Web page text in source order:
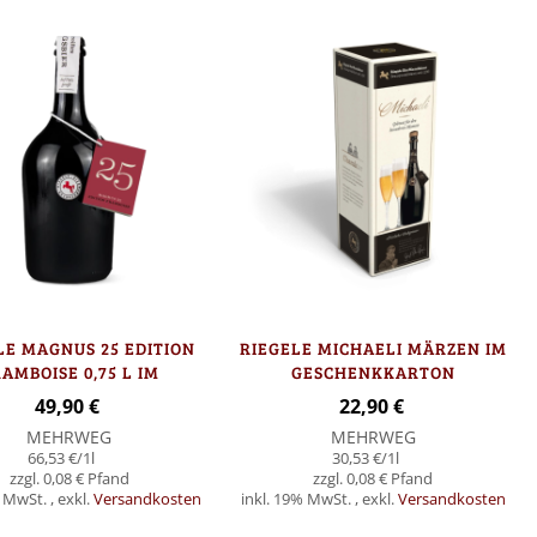
MAGNUS 25 EDITION
0,75 L IM
49,90 €
MEHRWEG
66,53 €/1l
0,08 €
,exkl.Versandkosten
RIEGELE MICHAELI MÄRZEN IM
GESCHENKKARTON
22,90 €
MEHRWEG
30,53 €/1l
0,08 €
inkl. 19% MwSt. ,exkl.Versandkosten